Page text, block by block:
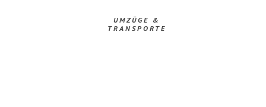
UMZÜGE &
TRANSPORTE